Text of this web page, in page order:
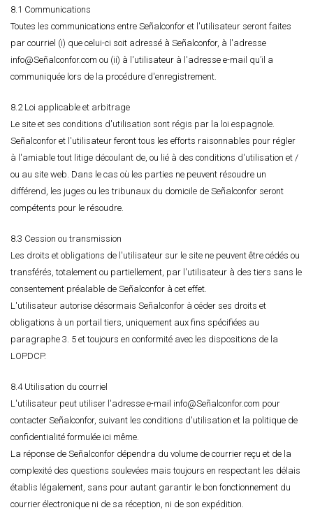
8.1 Communications
Toutes les communications entre Señalconfor et l'utilisateur seront faites
par courriel (i) que celui-ci soit adressé à Señalconfor, à l'adresse
info@Señalconfor.com ou (ii) à l'utilisateur à l'adresse e-mail qu’il a
communiquée lors de la procédure d'enregistrement.
8.2 Loi applicable et arbitrage
Le site et ses conditions d'utilisation sont régis par la loi espagnole.
Señalconfor et l'utilisateur feront tous les efforts raisonnables pour régler
à l'amiable tout litige découlant de, ou lié à des conditions d'utilisation et /
ou au site web. Dans le cas où les parties ne peuvent résoudre un
différend, les juges ou les tribunaux du domicile de Señalconfor seront
compétents pour le résoudre.
8.3 Cession ou transmission
Les droits et obligations de l'utilisateur sur le site ne peuvent être cédés ou
transférés, totalement ou partiellement, par l'utilisateur à des tiers sans le
consentement préalable de Señalconfor à cet effet.
L'utilisateur autorise désormais Señalconfor à céder ses droits et
obligations à un portail tiers, uniquement aux fins spécifiées au
paragraphe 3. 5 et toujours en conformité avec les dispositions de la
LOPDCP.
8.4 Utilisation du courriel
L'utilisateur peut utiliser l'adresse e-mail info@Señalconfor.com pour
contacter Señalconfor, suivant les conditions d'utilisation et la politique de
confidentialité formulée ici même.
La réponse de Señalconfor dépendra du volume de courrier reçu et de la
complexité des questions soulevées mais toujours en respectant les délais
établis légalement, sans pour autant garantir le bon fonctionnement du
courrier électronique ni de sa réception, ni de son expédition.